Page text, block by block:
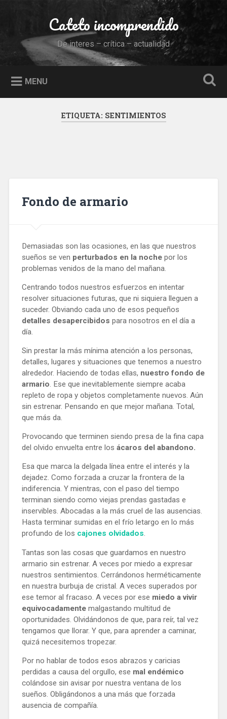
Cateto incomprendido
De interes – crítica – actualidad
MENU
ETIQUETA: SENTIMIENTOS
Fondo de armario
Demasiadas son las ocasiones, en las que nuestros
sueños se ven perturbados en la nochepor los
problemas venidos de la mano del mañana.
Centrando todos nuestros esfuerzos en intentar
resolver situaciones futuras, que ni siquiera lleguen a
suceder. Obviando cada uno de esos pequeños
detalles desapercibidos para nosotros en el día a
día.
Sin prestar la más mínima atención a los personas,
detalles, lugares y situaciones que tenemos a nuestro
alrededor. Haciendo de todas ellas, nuestro fondo de
armario. Ese que inevitablemente siempre acaba
repleto de ropa y objetos completamente nuevos. Aún
sin estrenar. Pensando en que mejor mañana. Total,
que más da.
Provocando que terminen siendo presa de la fina capa
del olvido envuelta entre los ácaros del abandono.
Esa que marca la delgada línea entre el interés y la
dejadez. Como forzada a cruzar la frontera de la
indiferencia. Y mientras, con el paso del tiempo
terminan siendo como viejas prendas gastadas e
inservibles. Abocadas a la más cruel de las ausencias.
Hasta terminar sumidas en el frío letargo en lo más
profundo de los cajones olvidados.
Tantas son las cosas que guardamos en nuestro
armario sin estrenar. A veces por miedo a expresar
nuestros sentimientos. Cerrándonos herméticamente
en nuestra burbuja de cristal. A veces superados por
ese temor al fracaso. A veces por ese miedo a vivir
equivocadamentemalgastando multitud de
oportunidades. Olvidándonos de que, para reír, tal vez
tengamos que llorar. Y que, para aprender a caminar,
quizá necesitemos tropezar.
Por no hablar de todos esos abrazos y caricias
perdidas a causa del orgullo, ese mal endémico
colándose sin avisar por nuestra ventana de los
sueños. Obligándonos a una más que forzada
ausencia de compañía.